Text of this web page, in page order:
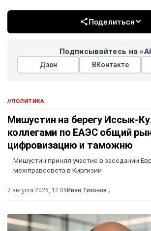
Поделиться
Подписывайтесь на
Дзен ВКонтакте
//ПОЛИТИКА
Мишустин на берегу Иссык-
коллегами по ЕАЭС общий
цифровизацию и таможню
Мишустин принял участие в заседании
межправсовета в Киргизии
7 августа 2026, 12:09Иван Тихонов ,